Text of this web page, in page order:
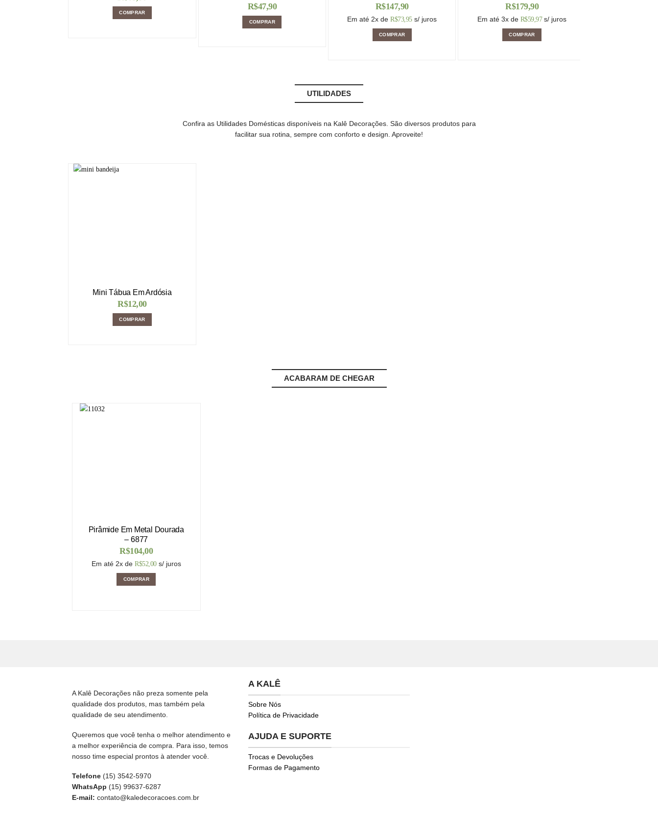
COMPRAR
R$47,90
COMPRAR
R$147,90
Em até 2x de R$73,95 s/ juros
COMPRAR
R$179,90
Em até 3x de R$59,97 s/ juros
COMPRAR
UTILIDADES
Confira as Utilidades Domésticas disponíveis na Kalê Decorações. São diversos produtos para
facilitar sua rotina, sempre com conforto e design. Aproveite!
Mini Tábua Em Ardósia
R$12,00
COMPRAR
ACABARAM DE CHEGAR
Pirâmide Em Metal Dourada
– 6877
R$104,00
Em até 2x de R$52,00 s/ juros
COMPRAR
A Kalê Decorações não preza somente pela
qualidade dos produtos, mas também pela
qualidade de seu atendimento.
Queremos que você tenha o melhor atendimento e
a melhor experiência de compra. Para isso, temos
nosso time especial prontos à atender você.
Telefone (15) 3542-5970
WhatsApp (15) 99637-6287
E-mail: contato@kaledecoracoes.com.br
A KALÊ
Sobre Nós
Política de Privacidade
AJUDA E SUPORTE
Trocas e Devoluções
Formas de Pagamento